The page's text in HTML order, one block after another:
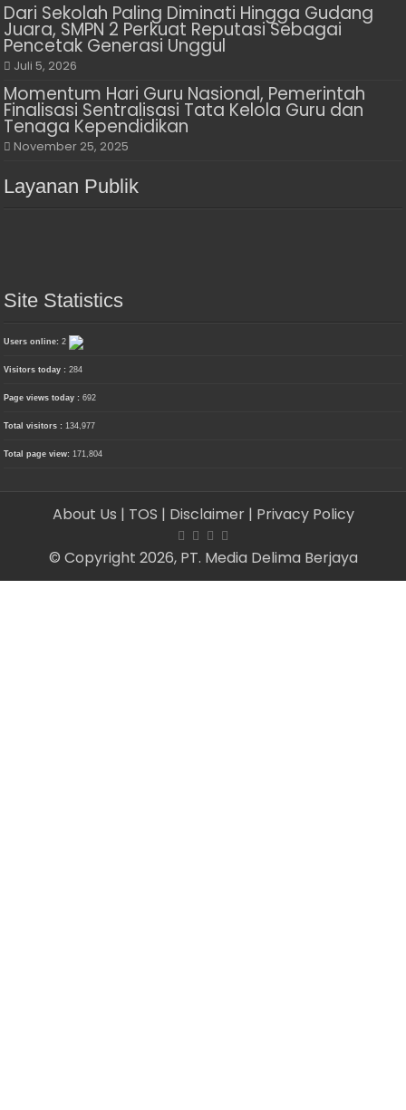
Dari Sekolah Paling Diminati Hingga Gudang
Juara, SMPN 2 Perkuat Reputasi Sebagai
Pencetak Generasi Unggul
Juli 5, 2026
Momentum Hari Guru Nasional, Pemerintah
Finalisasi Sentralisasi Tata Kelola Guru dan
Tenaga Kependidikan
November 25, 2025
Layanan Publik
Site Statistics
Users online:2
Visitors today :284
Page views today :692
Total visitors :134,977
Total page view:171,804
About Us | TOS | Disclaimer | Privacy Policy
© Copyright 2026, PT. Media Delima Berjaya